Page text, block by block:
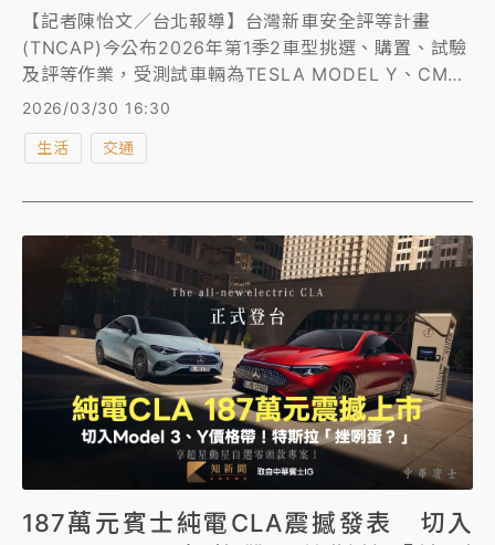
【記者陳怡文／台北報導】台灣新車安全評等計畫
(TNCAP)今公布2026年第1季2車型挑選、購置、試驗
及評等作業，受測試車輛為TESLA MODEL Y、CMC
ZINGER，其中TESLA MODEL Y獲得5顆星評等，但
CMC ZINGER卻獲得0顆星評等，雖然成績差，但車輛
符合交通部法規，車安中心表示，要求業者提出改善措
2026/03/30 16:30
生活 交通
187萬元賓士純電CLA震撼發表 切入